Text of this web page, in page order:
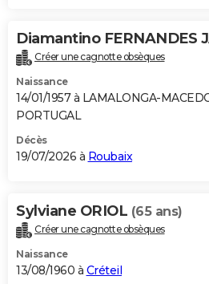
Diamantino FERNANDES
Créer une cagnotte obsèques
Naissance
14/01/1957 à LAMALONGA-
PORTUGAL
Décès
19/07/2026 à Roubaix
Sylviane ORIOL (65 ans)
Créer une cagnotte obsèques
Naissance
13/08/1960 à Créteil